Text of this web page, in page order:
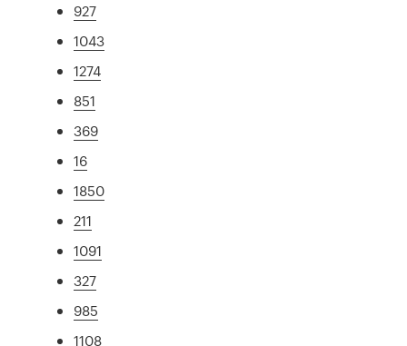
927
1043
1274
851
369
16
1850
211
1091
327
985
1108